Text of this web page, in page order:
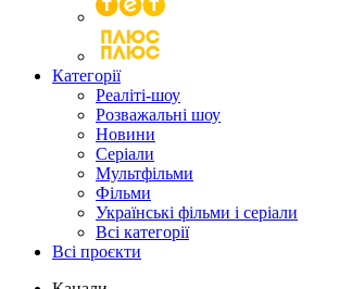
Категорії
Реаліті-шоу
Розважальні шоу
Новини
Серіали
Мультфільми
Фільми
Українські фільми і серіали
Всі категорії
Всі проєкти